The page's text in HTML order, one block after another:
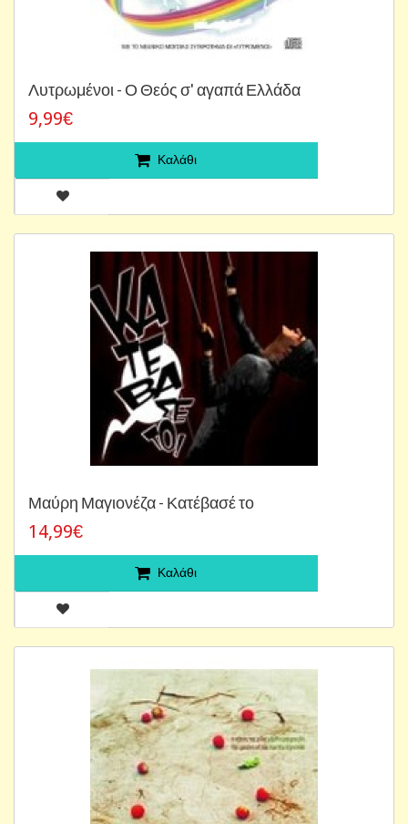
Λυτρωμένοι - Ο Θεός σ' αγαπά Ελλάδα
9,99€
Καλάθι
Μαύρη Μαγιονέζα - Κατέβασέ το
14,99€
Καλάθι